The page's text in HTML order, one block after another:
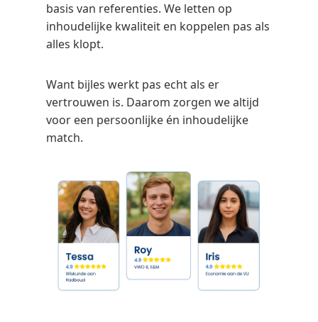
basis van referenties. We letten op
inhoudelijke kwaliteit en koppelen pas als
alles klopt.
Want bijles werkt pas echt als er
vertrouwen is. Daarom zorgen we altijd
voor een persoonlijke én inhoudelijke
match.